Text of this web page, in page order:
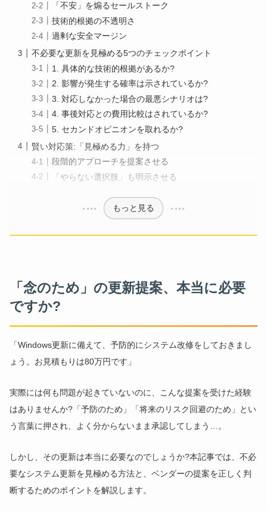
「不安」を煽るセールストーク
技術的根拠の不透明さ
過剰な安全マージン
不必要な更新を見極める5つのチェックポイント
1. 具体的な技術的根拠があるか?
2. 影響が発生する確率は示されているか?
3. 対応しなかった場合の最悪シナリオは?
4. 事後対応との費用比較はされているか?
5. セカンドオピニオンを取れるか?
賢い対応策:「見極める力」を持つ
段階的アプローチを提案させる
「やらない選択肢」も明示させる
もっと見る
「念のため」の更新提案、本当に必要
ですか?
「Windows更新に備えて、予防的にシステム改修をしておきまし
ょう。お見積もりは80万円です」
実際には何も問題が起きていないのに、こんな提案を受けた経験
はありませんか?「予防のため」「将来のリスク回避のため」とい
う言葉に押され、よく分からないまま承認してしまう…。
しかし、その更新は本当に必要なのでしょうか?本記事では、不必
要なシステム更新を見極める方法と、ベンダーの提案を正しく判
断するためのポイントを解説します。